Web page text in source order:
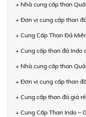
+ Nhà cung cấp than
+ Đơn vị cung cấp than
+ Cung Cấp Than Đá
+ Cung cấp than đá Indo
+ Nhà cung cấp than
+ Đơn vị cung cấp than
+ Cung cấp than đá giá
+ Cung Cấp Than Indo –